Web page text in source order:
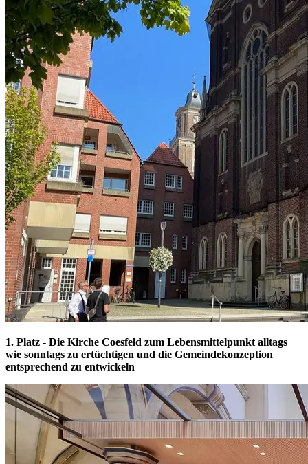
1. Platz - Die Kirche Coesfeld zum Lebensmittelpunkt alltags
wie sonntags zu ertüchtigen und die Gemeindekonzeption
entsprechend zu entwickeln